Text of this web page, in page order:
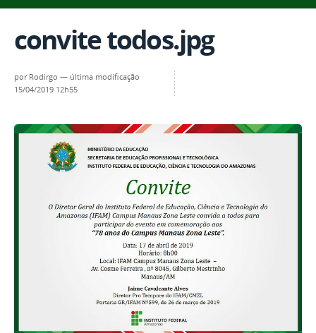
convite todos.jpg
por Rodirgo — última modificação
15/04/2019 12h55